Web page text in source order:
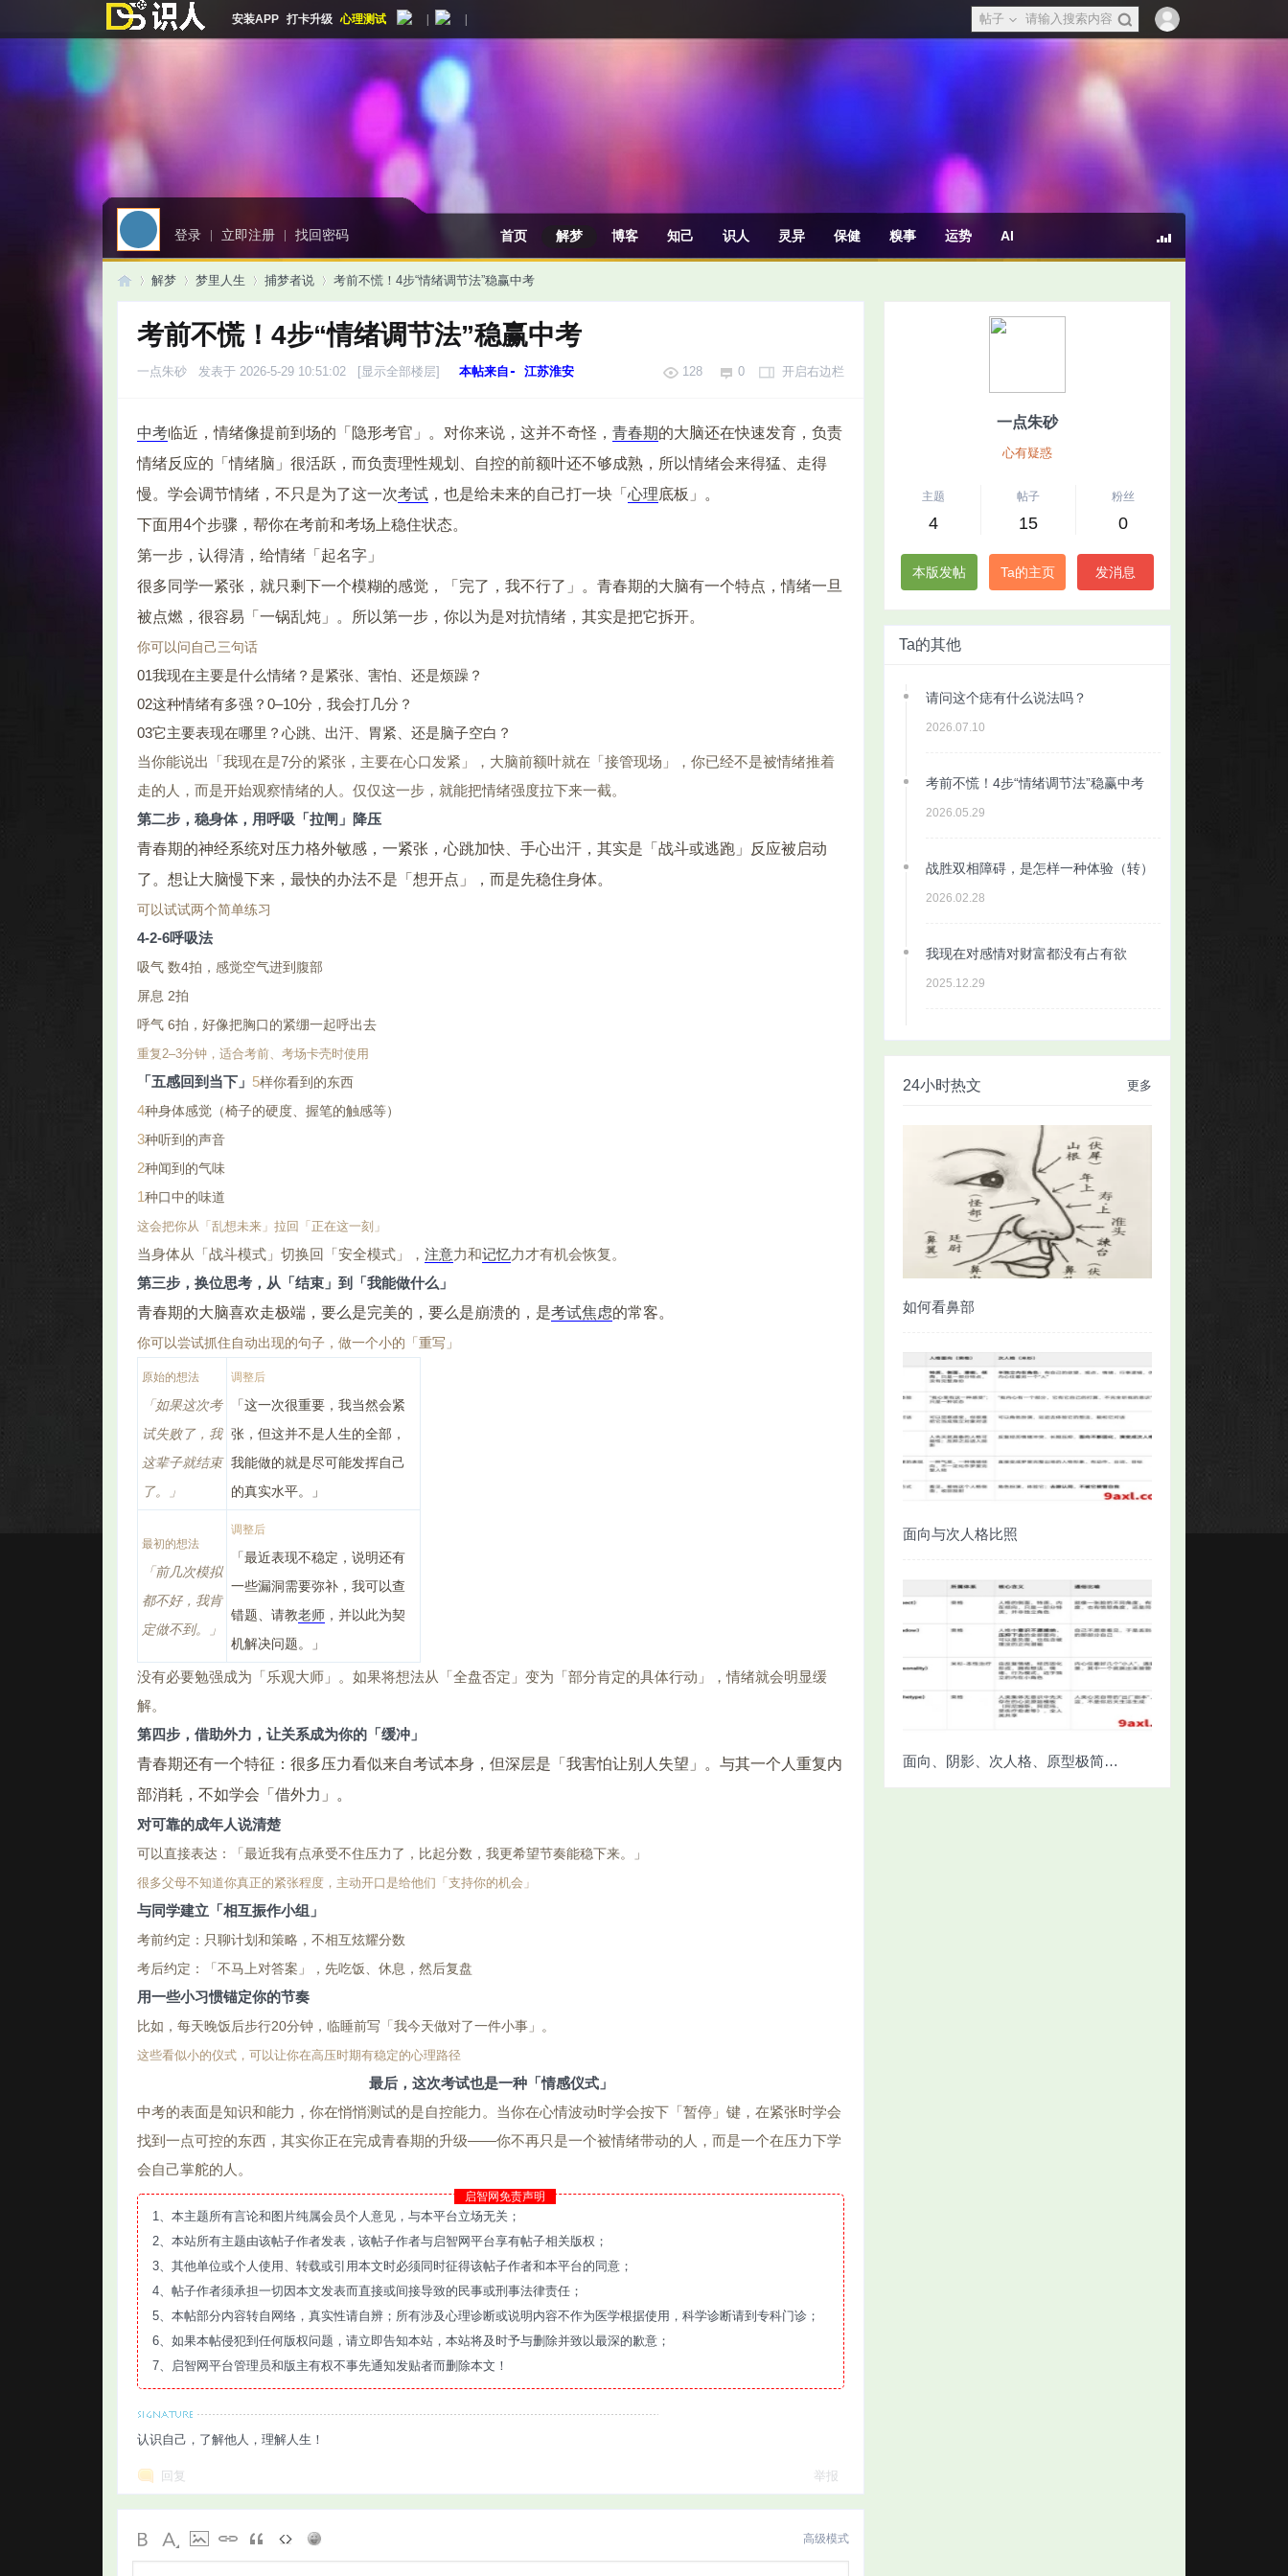
安装APP 打卡升级 心理测试 帖子
登录 | 立即注册 | 找回密码 首页 解梦 博客 知己 识人 灵异 保健 糗事 运势 AI
解梦 梦里人生 捕梦者说 考前不慌！4步“情绪调节法”稳赢中考
一点朱砂
心有疑惑
主题
4
帖子
15
粉丝
0
本版发帖 Ta的主页 发消息
Ta的其他
请问这个痣有什么说法吗？
2026.07.10
考前不慌！4步“情绪调节法”稳赢中考
2026.05.29
战胜双相障碍，是怎样一种体验（转）
2026.02.28
我现在对感情对财富都没有占有欲
2025.12.29
更多
24小时热文
如何看鼻部
面向与次人格比照
面向、阴影、次人格、原型极简对照
考前不慌！4步“情绪调节法”稳赢中考
一点朱砂 发表于 2026-5-29 10:51:02 [显示全部楼层] 本帖来自- 江苏淮安 开启右边栏
128 0
中考临近，情绪像提前到场的「隐形考官」。对你来说，这并不奇怪， 青春期的大脑还在快速发育，负责
情绪反应的「情绪脑」很活跃，而负责理性规划、自控的前额叶还不够成熟，所以情绪会来得猛、走得
慢。学会调节情绪，不只是为了这一次考试 ，也是给未来的自己打一块「 心理底板」。
下面用4个步骤，帮你在考前和考场上稳住状态。
第一步，认得清，给情绪「起名字」
很多同学一紧张，就只剩下一个模糊的感觉，「完了，我不行了」。青春期的大脑有一个特点，情绪一旦
被点燃，很容易「一锅乱炖」。所以第一步，你以为是对抗情绪，其实是把它拆开。
你可以问自己三句话
01我现在主要是什么情绪？是紧张、害怕、还是烦躁？
02这种情绪有多强？0–10分，我会打几分？
03它主要表现在哪里？心跳、出汗、胃紧、还是脑子空白？
当你能说出「我现在是7分的紧张，主要在心口发紧」，大脑前额叶就在「接管现场」，你已经不是被情绪推着
走的人，而是开始观察情绪的人。仅仅这一步，就能把情绪强度拉下来一截。
第二步，稳身体，用呼吸「拉闸」降压
青春期的神经系统对压力格外敏感，一紧张，心跳加快、手心出汗，其实是「战斗或逃跑」反应被启动
了。想让大脑慢下来，最快的办法不是「想开点」，而是先稳住身体。
可以试试两个简单练习
4-2-6呼吸法
吸气 数4拍，感觉空气进到腹部
屏息 2拍
呼气 6拍，好像把胸口的紧绷一起呼出去
重复2–3分钟，适合考前、考场卡壳时使用
「五感回到当下」 5样你看到的东西
4种身体感觉（椅子的硬度、握笔的触感等）
3种听到的声音
2种闻到的气味
1种口中的味道
这会把你从「乱想未来」拉回「正在这一刻」
当身体从「战斗模式」切换回「安全模式」， 注意力和记忆力才有机会恢复。
第三步，换位思考，从「结束」到「我能做什么」
青春期的大脑喜欢走极端，要么是完美的，要么是崩溃的，是考试焦虑的常客。
你可以尝试抓住自动出现的句子，做一个小的「重写」
原始的想法
「如果这次考
试失败了，我
这辈子就结束
了。」
调整后
「这一次很重要，我当然会紧
张，但这并不是人生的全部，
我能做的就是尽可能发挥自己
的真实水平。」
最初的想法
「前几次模拟
都不好，我肯
定做不到。」
调整后
「最近表现不稳定，说明还有
一些漏洞需要弥补，我可以查
错题、请教老师 ，并以此为契
机解决问题。」
没有必要勉强成为「乐观大师」。如果将想法从「全盘否定」变为「部分肯定的具体行动」，情绪就会明显缓
解。
第四步，借助外力，让关系成为你的「缓冲」
青春期还有一个特征：很多压力看似来自考试本身，但深层是「我害怕让别人失望」。与其一个人重复内
部消耗，不如学会「借外力」。
对可靠的成年人说清楚
可以直接表达：「最近我有点承受不住压力了，比起分数，我更希望节奏能稳下来。」
很多父母不知道你真正的紧张程度，主动开口是给他们「支持你的机会」
与同学建立「相互振作小组」
考前约定：只聊计划和策略，不相互炫耀分数
考后约定：「不马上对答案」，先吃饭、休息，然后复盘
用一些小习惯锚定你的节奏
比如，每天晚饭后步行20分钟，临睡前写「我今天做对了一件小事」。
这些看似小的仪式，可以让你在高压时期有稳定的心理路径
最后，这次考试也是一种「情感仪式」
中考的表面是知识和能力，你在悄悄测试的是自控能力。当你在心情波动时学会按下「暂停」键，在紧张时学会
找到一点可控的东西，其实你正在完成青春期的升级——你不再只是一个被情绪带动的人，而是一个在压力下学
会自己掌舵的人。
启智网免责声明
1、本主题所有言论和图片纯属会员个人意见，与本平台立场无关；
2、本站所有主题由该帖子作者发表，该帖子作者与启智网平台享有帖子相关版权；
3、其他单位或个人使用、转载或引用本文时必须同时征得该帖子作者和本平台的同意；
4、帖子作者须承担一切因本文发表而直接或间接导致的民事或刑事法律责任；
5、本帖部分内容转自网络，真实性请自辨；所有涉及心理诊断或说明内容不作为医学根据使用，科学诊断请到专科门诊；
6、如果本帖侵犯到任何版权问题，请立即告知本站，本站将及时予与删除并致以最深的歉意；
7、启智网平台管理员和版主有权不事先通知发贴者而删除本文！
认识自己，了解他人，理解人生！
回复 举报
高级模式